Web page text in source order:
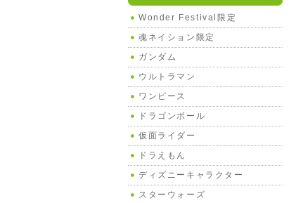
Wonder Festival限定
魂ネイション限定
ガンダム
ウルトラマン
ワンピース
ドラゴンボール
仮面ライダー
ドラえもん
ディズニーキャラクター
スターウォーズ